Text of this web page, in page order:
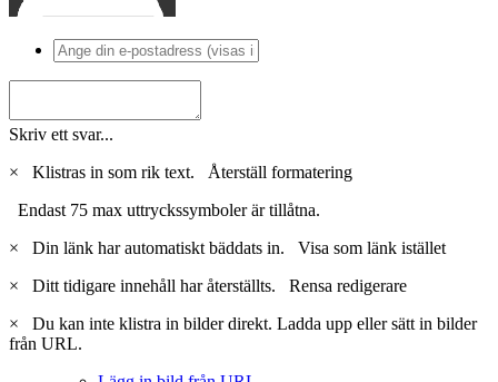
Skriv ett svar...
×
Klistras in som rik text. Återställ formatering
Endast 75 max uttryckssymboler är tillåtna.
×
Din länk har automatiskt bäddats in. Visa som länk istället
×
Ditt tidigare innehåll har återställts. Rensa redigerare
×
Du kan inte klistra in bilder direkt. Ladda upp eller sätt in bilder
från URL.